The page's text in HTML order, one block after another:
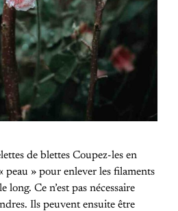
de blettes Coupez-les en
peau » pour enlever les filaments
Ce n’est pas nécessaire
Ils peuvent ensuite être